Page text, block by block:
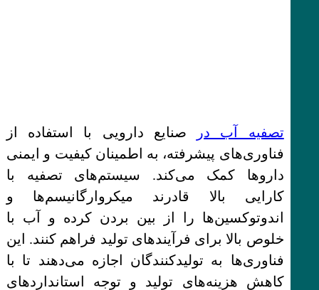
تصفیه آب در
صنایع دارویی با استفاده از
فناوری‌های پیشرفته، به اطمینان کیفیت و ایمنی
داروها کمک می‌کند. سیستم‌های تصفیه با
کارایی بالا قادرند میکروارگانیسم‌ها و
اندوتوکسین‌ها را از بین بردن کرده و آب با
خلوص بالا برای فرآیندهای تولید فراهم کنند. این
فناوری‌ها به تولیدکنندگان اجازه می‌دهند تا با
کاهش هزینه‌های تولید و توجه استانداردهای